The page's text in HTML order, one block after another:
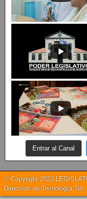
Entrar al Canal
© Copyright 2022
Dirección de Tecnología